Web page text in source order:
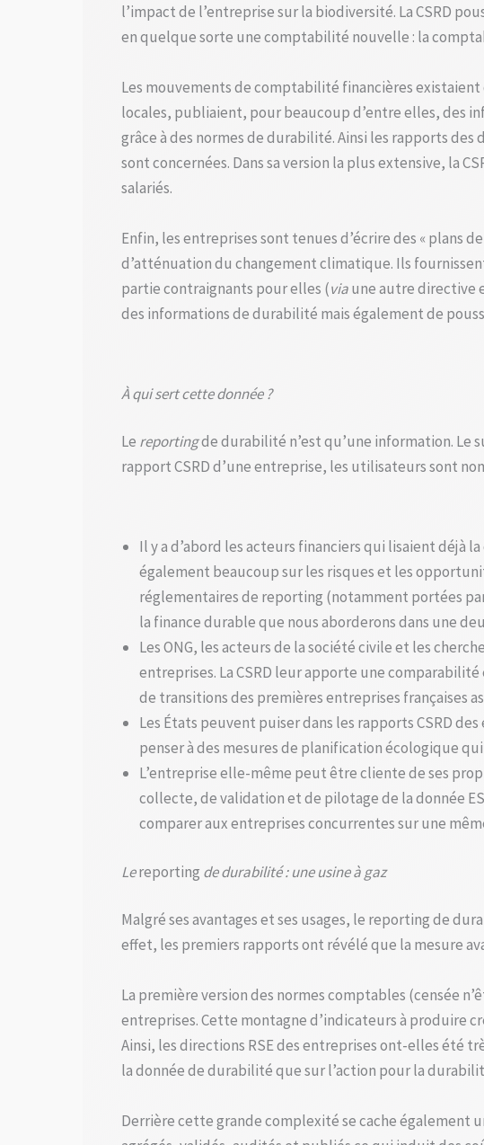
l’impact de l’entreprise sur la biodiversité. La CSRD
en quelque sorte une comptabilité nouvelle : la
Les mouvements de comptabilité financières
locales, publiaient, pour beaucoup d’entre elles, des
grâce à des normes de durabilité. Ainsi les rapports
sont concernées. Dans sa version la plus extensive, la
salariés.
Enfin, les entreprises sont tenues d’écrire des «
d’atténuation du changement climatique. Ils
partie contraignants pour elles (viaune autre directive
des informations de durabilité mais également de
À qui sert cette donnée ?
Le reportingde durabilité n’est qu’une information. Le
rapport CSRD d’une entreprise, les utilisateurs sont
Il y a d’abord les acteurs financiers qui lisaient
également beaucoup sur les risques et les
réglementaires de reporting (notamment portées
la finance durable que nous aborderons dans une
Les ONG, les acteurs de la société civile et les
entreprises. La CSRD leur apporte une
de transitions des premières entreprises françaises
Les États peuvent puiser dans les rapports CSRD
penser à des mesures de planification écologique
L’entreprise elle-même peut être cliente de ses
collecte, de validation et de pilotage de la donnée
comparer aux entreprises concurrentes sur une
Lereporting de durabilité : une usine à gaz
Malgré ses avantages et ses usages, le reporting de
effet, les premiers rapports ont révélé que la mesure
La première version des normes comptables (censée
entreprises. Cette montagne d’indicateurs à produire
Ainsi, les directions RSE des entreprises ont-elles été
la donnée de durabilité que sur l’action pour la
Derrière cette grande complexité se cache également